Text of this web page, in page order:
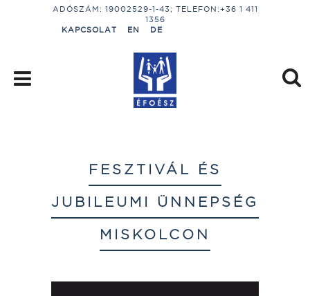
ADÓSZÁM: 19002529-1-43; TELEFON:+36 1 411
1356
KAPCSOLAT
EN DE
FESZTIVÁL ÉS
JUBILEUMI ÜNNEPSÉG
MISKOLCON